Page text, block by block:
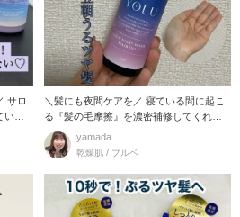
る
＼髪にも夜間ケアを／ 寝ている間に起こ
る『髪の毛摩擦』を濃密補修してくれる
ヘアオイルです！
yamada
乾燥肌 / ブルベ